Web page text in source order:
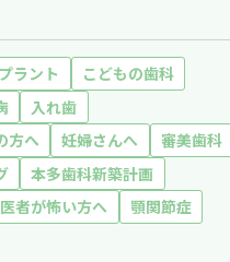
ラント
こどもの歯科
入れ歯
方へ
妊婦さんへ
審美歯科
本多歯科新築計画
者が怖い方へ 顎関節症